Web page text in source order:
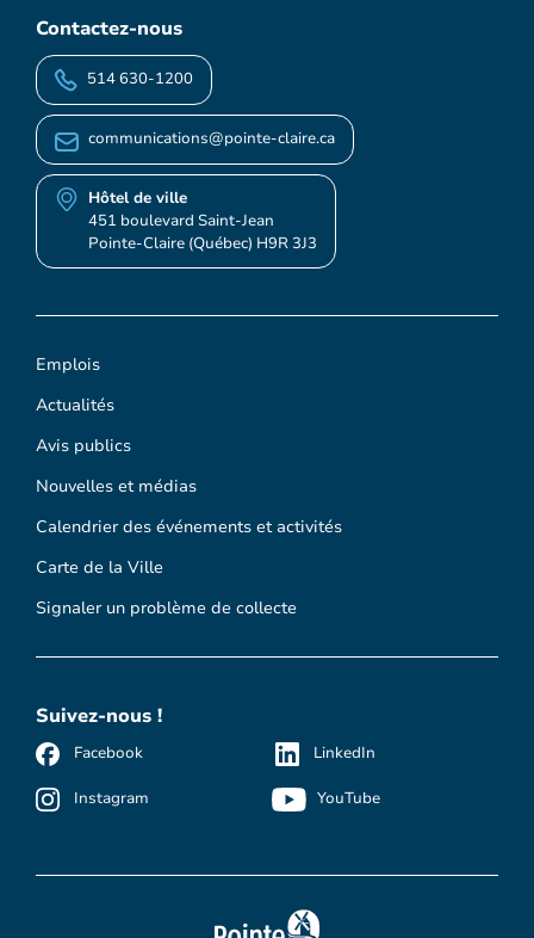
Emplois
Actualités
Avis publics
Nouvelles et médias
Calendrier des événements et activités
Carte de la Ville
Signaler un problème de collecte
Contactez-nous
514 630-1200
communications@pointe-claire.ca
Hôtel de ville
451 boulevard Saint-Jean
Pointe-Claire (Québec) H9R 3J3
Suivez-nous !
Facebook
Instagram
LinkedIn
YouTube